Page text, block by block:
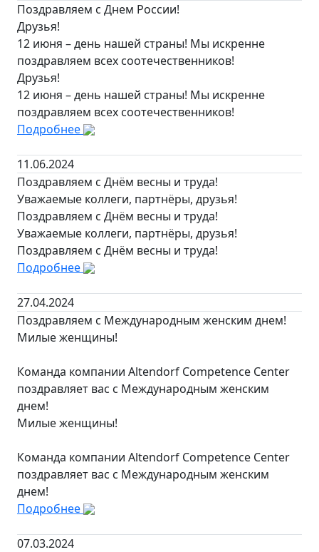
Поздравляем с Днем России!
Друзья!
12 июня – день нашей страны! Мы искренне
поздравляем всех соотечественников!
Друзья!
12 июня – день нашей страны! Мы искренне
поздравляем всех соотечественников!
Подробнее
11.06.2024
Поздравляем с Днём весны и труда!
Уважаемые коллеги, партнёры, друзья!
Поздравляем с Днём весны и труда!
Уважаемые коллеги, партнёры, друзья!
Поздравляем с Днём весны и труда!
Подробнее
27.04.2024
Поздравляем с Международным женским днем!
Милые женщины!
Команда компании Altendorf Competence Center
поздравляет вас с Международным женским
днем!
Милые женщины!
Команда компании Altendorf Competence Center
поздравляет вас с Международным женским
днем!
Подробнее
07.03.2024